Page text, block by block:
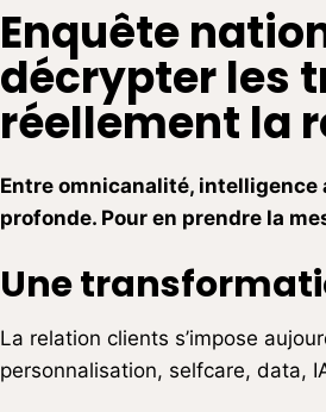
Enquête
décrypter les
réellement la
Entre omnicanalité,
profonde. Pour en prendre la
Une
La relation clients s’impose
personnalisation, selfcare, data,